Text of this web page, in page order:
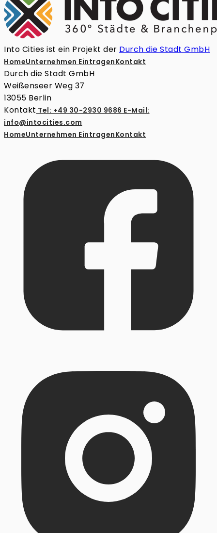
Into Cities ist ein Projekt der Durch die Stadt GmbH
HomeUnternehmen EintragenKontakt
Durch die Stadt GmbH
Weißenseer Weg 37
13055 Berlin
Kontakt Tel: +49 30-2930 9686 E-Mail:
info@intocities.com
HomeUnternehmen EintragenKontakt